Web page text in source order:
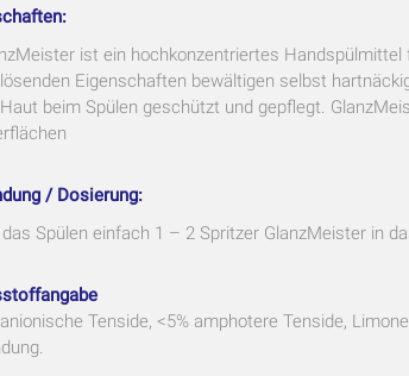
ist ein hochkonzentriertes
Eigenschaften bewältigen selbst
beim Spülen geschützt und gepflegt.
/ Dosierung:
das Spülen einfach 1 – 2 Spritzer GlanzMeister in
Tenside, <5% amphotere Tenside,